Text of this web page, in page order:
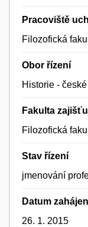
Pracoviště
Filozofická
Obor řízení
Historie -
Fakulta
Filozofická
Stav řízení
jmenování
Datum
26. 1. 2015